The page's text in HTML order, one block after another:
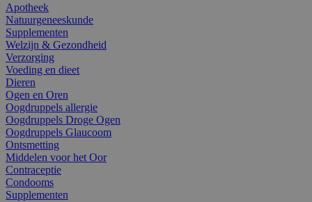
Apotheek
Natuurgeneeskunde
Supplementen
Welzijn & Gezondheid
Verzorging
Voeding en dieet
Dieren
Ogen en Oren
Oogdruppels allergie
Oogdruppels Droge Ogen
Oogdruppels Glaucoom
Ontsmetting
Middelen voor het Oor
Contraceptie
Condooms
Supplementen